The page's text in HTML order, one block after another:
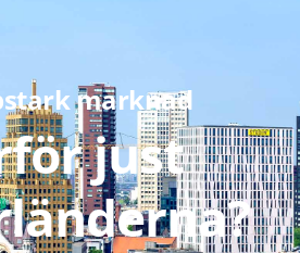
marknad
just